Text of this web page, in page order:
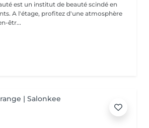
est un institut de beauté scindé en
êtr...